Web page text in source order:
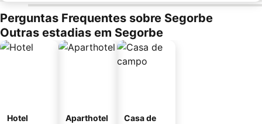
Perguntas Frequentes sobre Segorbe
Outras estadias em Segorbe
Hotel Aparthotel
Casa de